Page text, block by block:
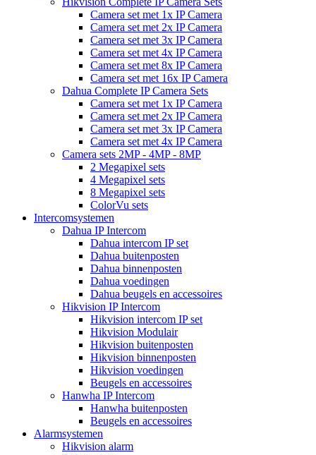
Camera set met 1x IP Camera
Camera set met 2x IP Camera
Camera set met 3x IP Camera
Camera set met 4x IP Camera
Camera set met 8x IP Camera
Camera set met 16x IP Camera
Dahua Complete IP Camera Sets
Camera set met 1x IP Camera
Camera set met 2x IP Camera
Camera set met 3x IP Camera
Camera set met 4x IP Camera
Camera sets 2MP - 4MP - 8MP
2 Megapixel sets
4 Megapixel sets
8 Megapixel sets
ColorVu sets
Intercomsystemen
Dahua IP Intercom
Dahua intercom IP set
Dahua buitenposten
Dahua binnenposten
Dahua voedingen
Dahua beugels en accessoires
Hikvision IP Intercom
Hikvision intercom IP set
Hikvision Modulair
Hikvision buitenposten
Hikvision binnenposten
Hikvision voedingen
Beugels en accessoires
Hanwha IP Intercom
Hanwha buitenposten
Beugels en accessoires
Alarmsystemen
Hikvision alarm